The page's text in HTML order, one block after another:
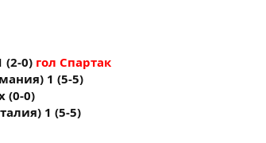
(2-0) гол Спартак
1 (5-5)
(0-0)
1 (5-5)